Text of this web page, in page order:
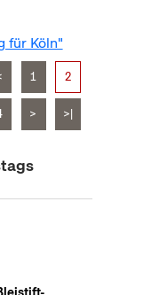
für Köln"
1 2
> >|